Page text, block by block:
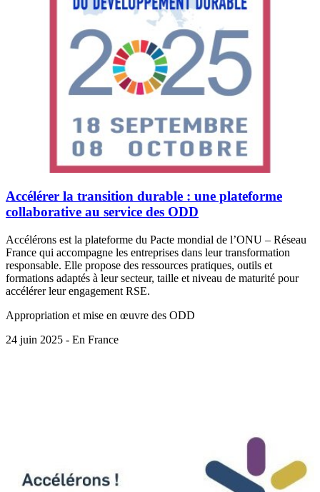
Accélérer la transition durable : une plateforme
collaborative au service des ODD
Accélérons est la plateforme du Pacte mondial de l’ONU – Réseau
France qui accompagne les entreprises dans leur transformation
responsable. Elle propose des ressources pratiques, outils et
formations adaptés à leur secteur, taille et niveau de maturité pour
accélérer leur engagement RSE.
Appropriation et mise en œuvre des ODD
24 juin 2025 - En France